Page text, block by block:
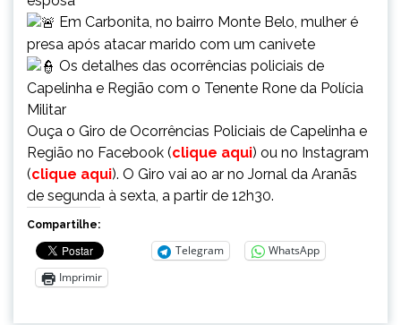
Em Carbonita, no bairro Monte Belo, mulher é
presa após atacar marido com um canivete
Os detalhes das ocorrências policiais de
Capelinha e Região com o Tenente Rone da Polícia
Militar
Ouça o Giro de Ocorrências Policiais de Capelinha e
Região no Facebook (clique aqui) ou no Instagram
(clique aqui). O Giro vai ao ar no Jornal da Aranãs
de segunda à sexta, a partir de 12h30.
Compartilhe:
Telegram
WhatsApp
Imprimir